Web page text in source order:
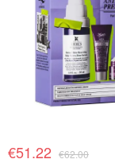
€51.22 €62.00